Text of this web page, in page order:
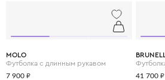
MOLO
Футболка с длинным рукавом
7 900 ₽ 41 700 ₽